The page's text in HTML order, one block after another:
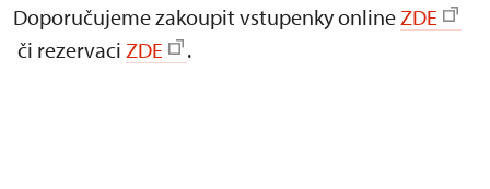
Doporučujeme zakoupit vstupenky online ZDE
či rezervaci ZDE .